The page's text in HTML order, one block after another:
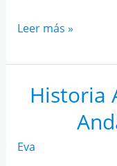
Historia
Rendimiento
Andalucía
febrero
Leer más »
Historia
Eva